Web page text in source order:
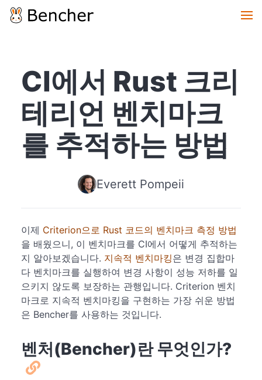
CI에서 Rust 크리
테리언 벤치마크
를 추적하는 방법
Everett Pompeii
이제 Criterion으로 Rust 코드의 벤치마크 측정 방법
을 배웠으니, 이 벤치마크를 CI에서 어떻게 추적하는
지 알아보겠습니다. 지속적 벤치마킹은 변경 집합마
다 벤치마크를 실행하여 변경 사항이 성능 저하를 일
으키지 않도록 보장하는 관행입니다. Criterion 벤치
마크로 지속적 벤치마킹을 구현하는 가장 쉬운 방법
은 Bencher를 사용하는 것입니다.
벤처(Bencher)란 무엇인가?